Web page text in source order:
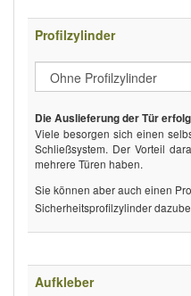
Profilzylinder
Die Auslieferung der Tür
Viele besorgen sich einen
Schließsystem. Der Vorteil
mehrere Türen haben.
Sie können aber auch einen
Sicherheitsprofilzylinder
Aufkleber